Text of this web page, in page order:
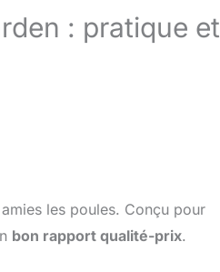
: pratique et
les poules. Conçu pour
bon rapport qualité-prix.